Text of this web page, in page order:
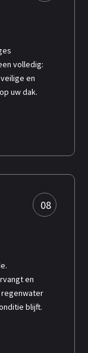
volledig:
en
uw dak.
08
en
blijft.